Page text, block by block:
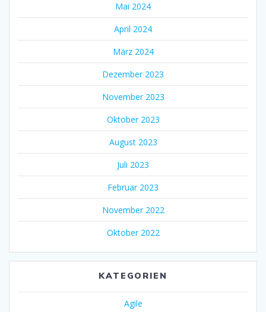
Mai 2024
April 2024
März 2024
Dezember 2023
November 2023
Oktober 2023
August 2023
Juli 2023
Februar 2023
November 2022
Oktober 2022
KATEGORIEN
Agile